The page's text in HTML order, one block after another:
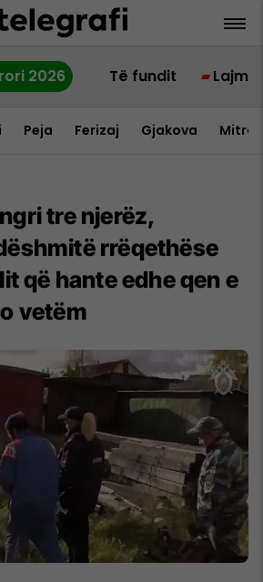
2026 Të fundit Lajme
Peja Ferizaj Gjakova
tre njerëz,
rrëqethëse
që hante edhe qen e
vetëm